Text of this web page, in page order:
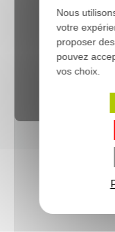
Nous
votre
proposer
pouvez
vos choix.